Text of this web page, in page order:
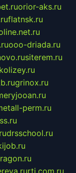
orior-aks.ru
flatnsk.ru
ooo-driada.ru
siterem.ru
grinox.ru
perm.ru
drsschool.ru
rti.com.ru